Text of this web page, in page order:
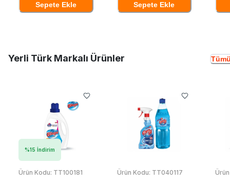
Sepete Ekle Sepete Ekle
Yerli Türk Markalı Ürünler
%15 İndirim
Ürün Kodu: TT100181 Ürün Kodu: TT040117